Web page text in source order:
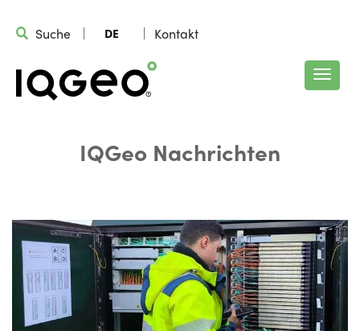
Suche DE Kontakt
IQGeo Nachrichten